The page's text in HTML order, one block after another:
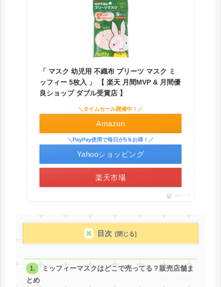
「 マスク 幼児用 不織布 プリーツ マスク ミ
ッフィー 5枚入 」 【 楽天 月間MVP & 月間優
良ショップ ダブル受賞店 】
＼タイムセール開催中！／
Amazon
楽天市場
＼PayPay使用で毎日が5％お得！／
Yahooショッピング
ポチップ
目次
ミッフィーマスクはどこで売ってる？販売店舗ま
とめ